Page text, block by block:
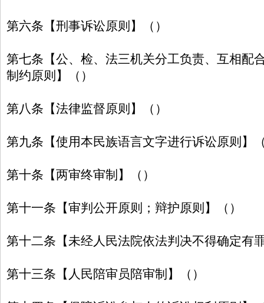
第六条【刑事诉讼原则】（）
第七条【公、检、法三机关分工负责、互相配
制约原则】（）
第八条【法律监督原则】（）
第九条【使用本民族语言文字进行诉讼原则】
第十条【两审终审制】（）
第十一条【审判公开原则；辩护原则】（）
第十二条【未经人民法院依法判决不得确定有
第十三条【人民陪审员陪审制】（）